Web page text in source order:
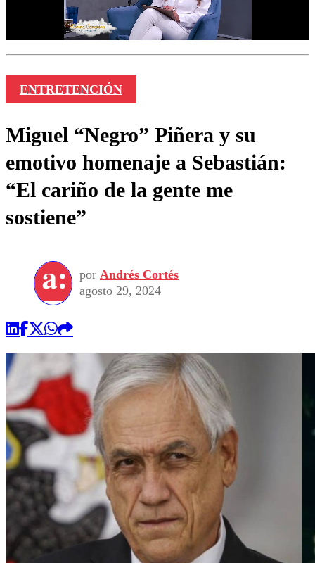
ENTRETENCIÓN
Miguel “Negro” Piñera y su
emotivo homenaje a Sebastián:
“El cariño de la gente me
sostiene”
por Andrés Cortés
agosto 29, 2024